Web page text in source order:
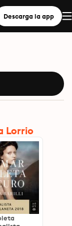
Descarga la app
Lorrio